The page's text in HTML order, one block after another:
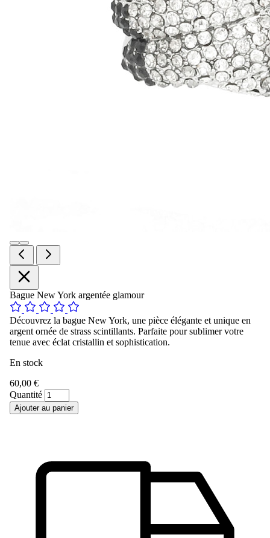
Bague New York argentée glamour
Découvrez la bague New York, une pièce élégante et unique en
argent ornée de strass scintillants. Parfaite pour sublimer votre
tenue avec éclat cristallin et sophistication.
En stock
60,00 €
Quantité
Ajouter au panier